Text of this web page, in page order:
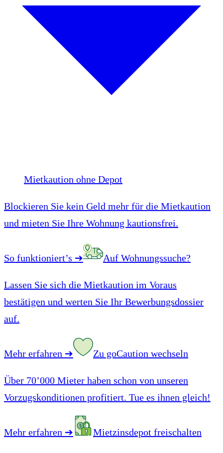
Mietkaution ohne Depot
Blockieren Sie kein Geld mehr für die Mietkaution
und mieten Sie Ihre Wohnung kautionsfrei.
So funktioniert’s ➔ Auf Wohnungssuche?
Lassen Sie sich die Mietkaution im Voraus
bestätigen und werten Sie Ihr Bewerbungsdossier
auf.
Mehr erfahren ➔ Zu goCaution wechseln
Über 70’000 Mieter haben schon von unseren
Vorzugskonditionen profitiert. Tue es ihnen gleich!
Mehr erfahren ➔ Mietzinsdepot freischalten